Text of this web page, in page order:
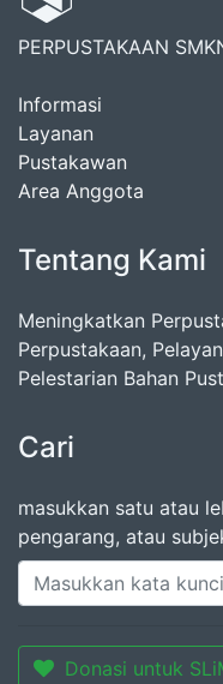
PERPUSTAKAAN
Informasi
Layanan
Pustakawan
Area Anggota
Tentang Kami
Meningkatkan
Perpustakaan,
Pelestarian Bahan
Cari
masukkan satu atau
pengarang, atau
Donasi untuk